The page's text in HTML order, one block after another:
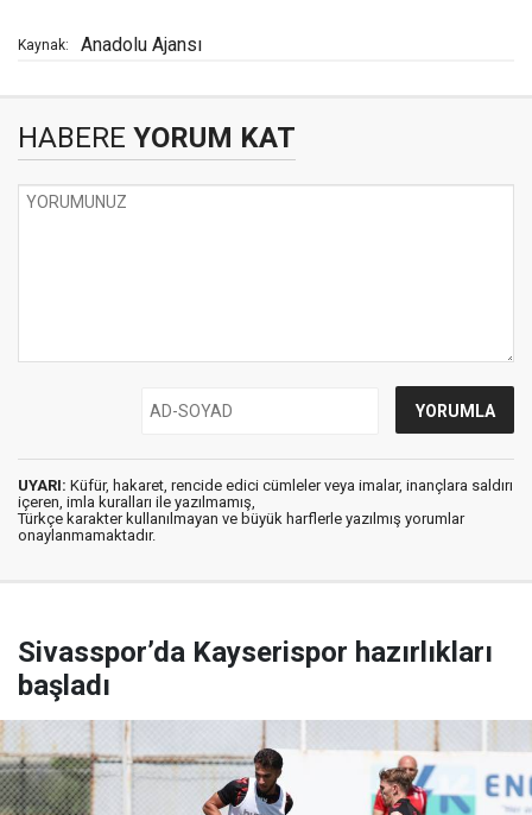
Kaynak: Anadolu Ajansı
HABERE YORUM KAT
UYARI: Küfür, hakaret, rencide edici cümleler veya imalar, inançlara saldırı
içeren, imla kuralları ile yazılmamış,
Türkçe karakter kullanılmayan ve büyük harflerle yazılmış yorumlar
onaylanmamaktadır.
Sivasspor’da Kayserispor hazırlıkları
başladı